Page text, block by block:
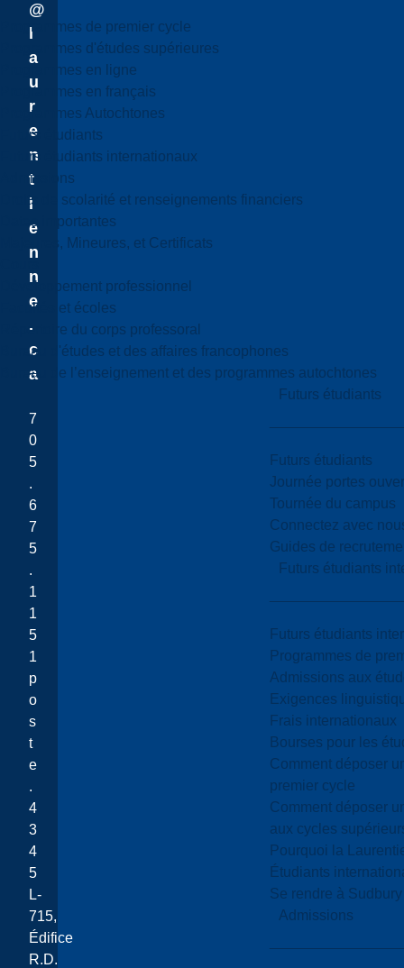
Programmes de premier cycle
Programmes d'études supérieures
Programmes en ligne
Programmes en français
Programmes Autochtones
Futurs étudiants
Futurs étudiants internationaux
Admissions
Droits de scolarité et renseignements financiers
Dates importantes
Majeures, Mineures, et Certificats
Développement professionnel
Facultés et écoles
Répertoire du corps professoral
Bureau d'études et des affaires francophones
Bureau de l’enseignement et des programmes autochtones
Futurs étudiants
Futurs étudiants
Journée portes
Tournée du campus
Connectez avec
Guides de
Futurs étudiants
Futurs étudiants
Programmes de
Admissions aux
Exigences
Frais internationaux
Bourses pour les
Comment déposer
premier cycle
Comment déposer
aux cycles
Pourquoi la
Étudiants
Se rendre à Sudbury
Admissions
@
l
a
u
r
e
n
t
i
e
n
n
e
.
c
a
7
0
5
.
6
7
5
.
1
1
5
1
p
o
s
t
e
.
4
3
4
5
L-
715,
Édifice
R.D.